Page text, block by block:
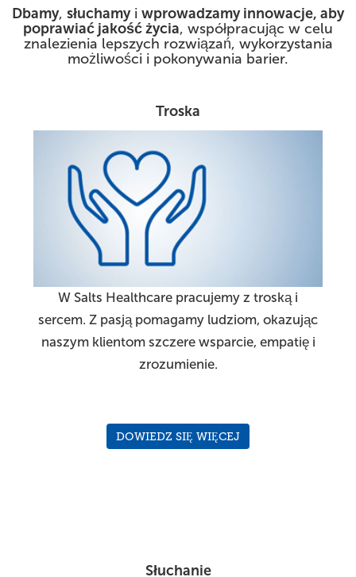
Dbamy, słuchamyi wprowadzamy innowacje, aby
poprawiać jakość życia, współpracując w celu
znalezienia lepszych rozwiązań, wykorzystania
możliwości i pokonywania barier.
Troska
W Salts Healthcare pracujemy z troską i
sercem. Z pasją pomagamy ludziom, okazując
naszym klientom szczere wsparcie, empatię i
zrozumienie.
DOWIEDZ SIĘ WIĘCEJ
Słuchanie